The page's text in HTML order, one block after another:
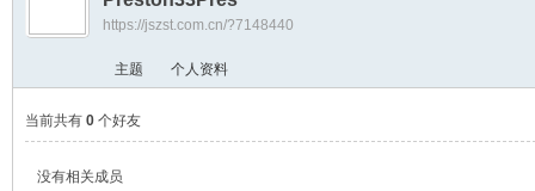
›
https://jszst.com.cn/?7148440
主题 个人资料
当前共有 0个好友
没有相关成员